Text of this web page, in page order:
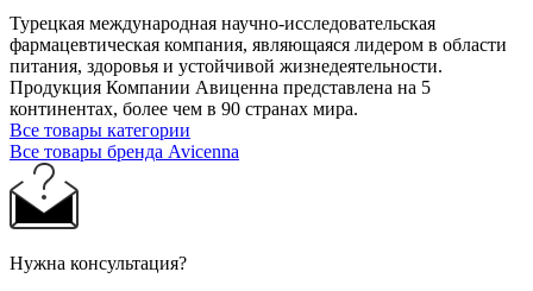
Турецкая международная научно-исследовательская
фармацевтическая компания, являющаяся лидером в области
питания, здоровья и устойчивой жизнедеятельности.
Продукция Компании Авиценна представлена на 5
континентах, более чем в 90 странах мира.
Все товары категории
Все товары бренда Avicenna
Нужна консультация?